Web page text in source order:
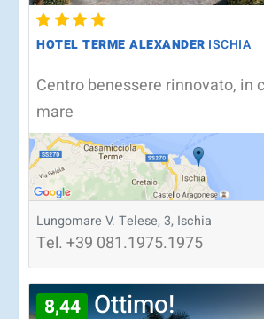
HOTEL TERME ALEXANDER ISCHIA
Centro benessere rinnovato, in
mare
Lungomare V. Telese, 3, Ischia
Tel.+39 081.1975.1975
8,44 Ottimo!